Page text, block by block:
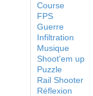
Course
FPS
Guerre
Infiltration
Musique
Shoot'em up
Puzzle
Rail Shooter
Réflexion